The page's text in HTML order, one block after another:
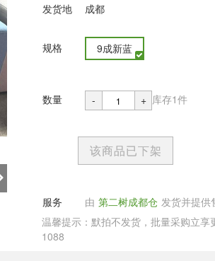
发货地 成都
规格 9成新蓝
数量 - + 库存1件
该商品已下架
服务 由 第二树成都仓 发货并提供
温馨提示：默拍不发货，批量采购立
1088